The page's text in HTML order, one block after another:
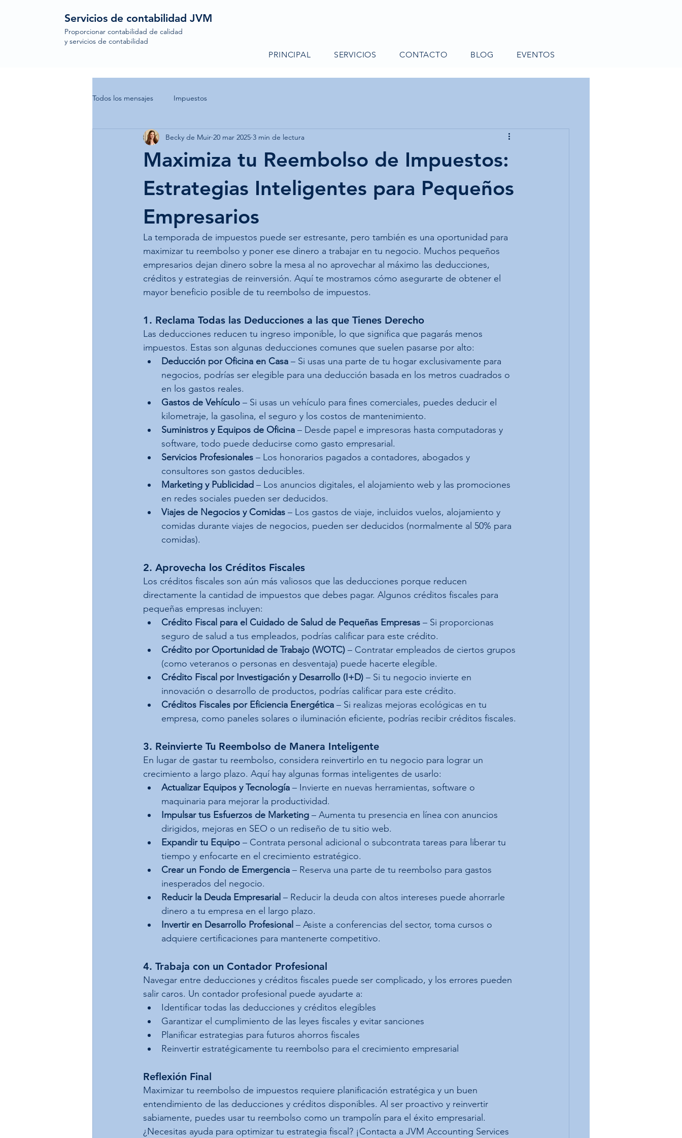
Servicios de contabilidad JVM
Proporcionar contabilidad de calidad
y servicios de contabilidad
PRINCIPAL SERVICIOS CONTACTO BLOG EVENTOS
Todos los mensajes Impuestos
Maximiza tu Reembolso de Impuestos:
Estrategias Inteligentes para Pequeños
Empresarios
Becky de Muir 20 mar 2025 3 min de lectura
La temporada de impuestos puede ser estresante, pero también es una oportunidad para
maximizar tu reembolso y poner ese dinero a trabajar en tu negocio. Muchos pequeños
empresarios dejan dinero sobre la mesa al no aprovechar al máximo las deducciones,
créditos y estrategias de reinversión. Aquí te mostramos cómo asegurarte de obtener el
mayor beneficio posible de tu reembolso de impuestos.
1. Reclama Todas las Deducciones a las que Tienes Derecho
Las deducciones reducen tu ingreso imponible, lo que significa que pagarás menos
impuestos. Estas son algunas deducciones comunes que suelen pasarse por alto:
Deducción por Oficina en Casa – Si usas una parte de tu hogar exclusivamente para
negocios, podrías ser elegible para una deducción basada en los metros cuadrados o
en los gastos reales.
Gastos de Vehículo – Si usas un vehículo para fines comerciales, puedes deducir el
kilometraje, la gasolina, el seguro y los costos de mantenimiento.
Suministros y Equipos de Oficina – Desde papel e impresoras hasta computadoras y
software, todo puede deducirse como gasto empresarial.
Servicios Profesionales – Los honorarios pagados a contadores, abogados y
consultores son gastos deducibles.
Marketing y Publicidad – Los anuncios digitales, el alojamiento web y las promociones
en redes sociales pueden ser deducidos.
Viajes de Negocios y Comidas – Los gastos de viaje, incluidos vuelos, alojamiento y
comidas durante viajes de negocios, pueden ser deducidos (normalmente al 50% para
comidas).
2. Aprovecha los Créditos Fiscales
Los créditos fiscales son aún más valiosos que las deducciones porque reducen
directamente la cantidad de impuestos que debes pagar. Algunos créditos fiscales para
pequeñas empresas incluyen:
Crédito Fiscal para el Cuidado de Salud de Pequeñas Empresas – Si proporcionas
seguro de salud a tus empleados, podrías calificar para este crédito.
Crédito por Oportunidad de Trabajo (WOTC) – Contratar empleados de ciertos grupos
(como veteranos o personas en desventaja) puede hacerte elegible.
Crédito Fiscal por Investigación y Desarrollo (I+D) – Si tu negocio invierte en
innovación o desarrollo de productos, podrías calificar para este crédito.
Créditos Fiscales por Eficiencia Energética – Si realizas mejoras ecológicas en tu
empresa, como paneles solares o iluminación eficiente, podrías recibir créditos fiscales.
3. Reinvierte Tu Reembolso de Manera Inteligente
En lugar de gastar tu reembolso, considera reinvertirlo en tu negocio para lograr un
crecimiento a largo plazo. Aquí hay algunas formas inteligentes de usarlo:
Actualizar Equipos y Tecnología – Invierte en nuevas herramientas, software o
maquinaria para mejorar la productividad.
Impulsar tus Esfuerzos de Marketing – Aumenta tu presencia en línea con anuncios
dirigidos, mejoras en SEO o un rediseño de tu sitio web.
Expandir tu Equipo – Contrata personal adicional o subcontrata tareas para liberar tu
tiempo y enfocarte en el crecimiento estratégico.
Crear un Fondo de Emergencia – Reserva una parte de tu reembolso para gastos
inesperados del negocio.
Reducir la Deuda Empresarial – Reducir la deuda con altos intereses puede ahorrarle
dinero a tu empresa en el largo plazo.
Invertir en Desarrollo Profesional – Asiste a conferencias del sector, toma cursos o
adquiere certificaciones para mantenerte competitivo.
4. Trabaja con un Contador Profesional
Navegar entre deducciones y créditos fiscales puede ser complicado, y los errores pueden
salir caros. Un contador profesional puede ayudarte a:
Identificar todas las deducciones y créditos elegibles
Garantizar el cumplimiento de las leyes fiscales y evitar sanciones
Planificar estrategias para futuros ahorros fiscales
Reinvertir estratégicamente tu reembolso para el crecimiento empresarial
Reflexión Final
Maximizar tu reembolso de impuestos requiere planificación estratégica y un buen
entendimiento de las deducciones y créditos disponibles. Al ser proactivo y reinvertir
sabiamente, puedes usar tu reembolso como un trampolín para el éxito empresarial.
¿Necesitas ayuda para optimizar tu estrategia fiscal? ¡Contacta a JVM Accounting Services